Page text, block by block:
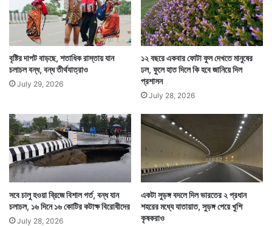
আর সে যে কম খাচ্ছে তাও বন্ধ হবে। বাঘ তার মনের মত করে
শিকার করে প্রয়োজনীয় মাংস খেতে পারবে। তাতে তার ওজনও ঠিক
থাকবে। — সংবাদ সংস্থার সাহায্য নিয়ে লেখা
বৃষ্টির দাপট বাড়ছে, শতাধিক রাস্তায় যান
চলাচল বন্ধ, বন্ধ তীর্থযাত্রাও
July 29, 2026
১২ বছরে একবার ফোটা ফুল দেখতে মানুষের
ঢল, ফুলে হাত দিলে কি হবে জানিয়ে দিল
প্রশাসন
July 28, 2026
সবে চালু হওয়া ব্রিজে বিশাল গর্ত, বন্ধ যান
চলাচল, ১৬ দিনে ১৬ কোটির কটাক্ষ বিরোধীদের
July 28, 2026
একটা সুড়ঙ্গ বদলে দিল ভারতের ২ প্রধান
শহরের মধ্যে যাতায়াত, সুড়ঙ্গ পেয়ে খুশি
কৃষকরাও